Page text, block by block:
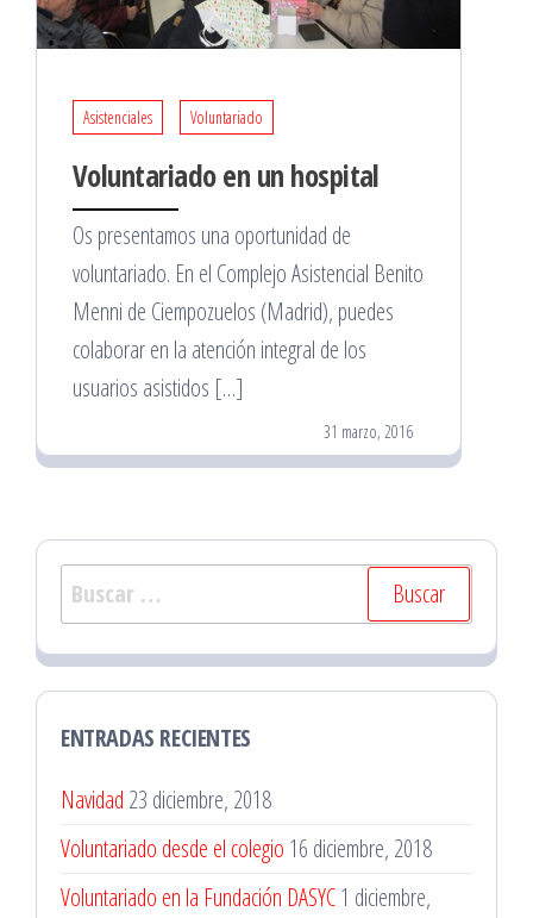
Asistenciales Voluntariado
Voluntariado en un hospital
Os presentamos una oportunidad de
voluntariado. En el Complejo Asistencial Benito
Menni de Ciempozuelos (Madrid), puedes
colaborar en la atención integral de los
usuarios asistidos […]
31 marzo, 2016
Buscar:
ENTRADAS RECIENTES
Navidad 23 diciembre, 2018
Voluntariado desde el colegio 16 diciembre, 2018
Voluntariado en la Fundación DASYC1 diciembre,